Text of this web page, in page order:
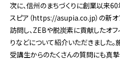
次に、信州のまちづくりに創業以来
スピア（https://asupia.co.jp）の新
訪問し、ZEBや脱炭素に貢献したオ
りなどについて紹介いただきました。
受講生からのたくさんの質問にも真